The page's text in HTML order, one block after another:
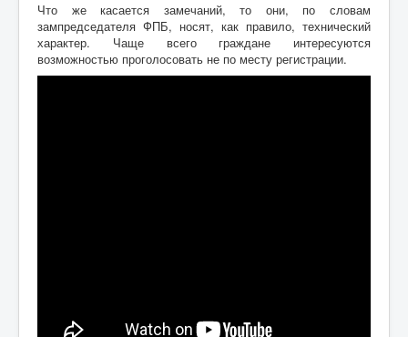
Что же касается замечаний, то они, по словам
зампредседателя ФПБ, носят, как правило, технический
характер. Чаще всего граждане интересуются
возможностью проголосовать не по месту регистрации.